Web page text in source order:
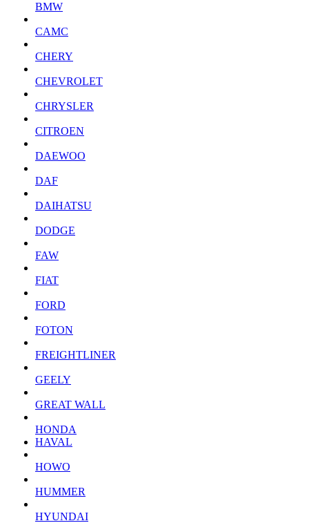
BMW
CAMC
CHERY
CHEVROLET
CHRYSLER
CITROEN
DAEWOO
DAF
DAIHATSU
DODGE
FAW
FIAT
FORD
FOTON
FREIGHTLINER
GEELY
GREAT WALL
HONDA
HAVAL
HOWO
HUMMER
HYUNDAI